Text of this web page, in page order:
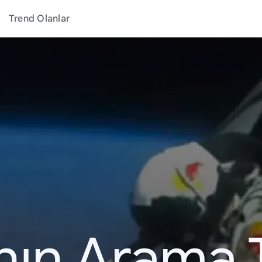
Trend Olanlar